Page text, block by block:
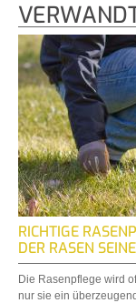
RICHTIGE
DER RASEN
Die Rasenpflege wird
nur sie ein